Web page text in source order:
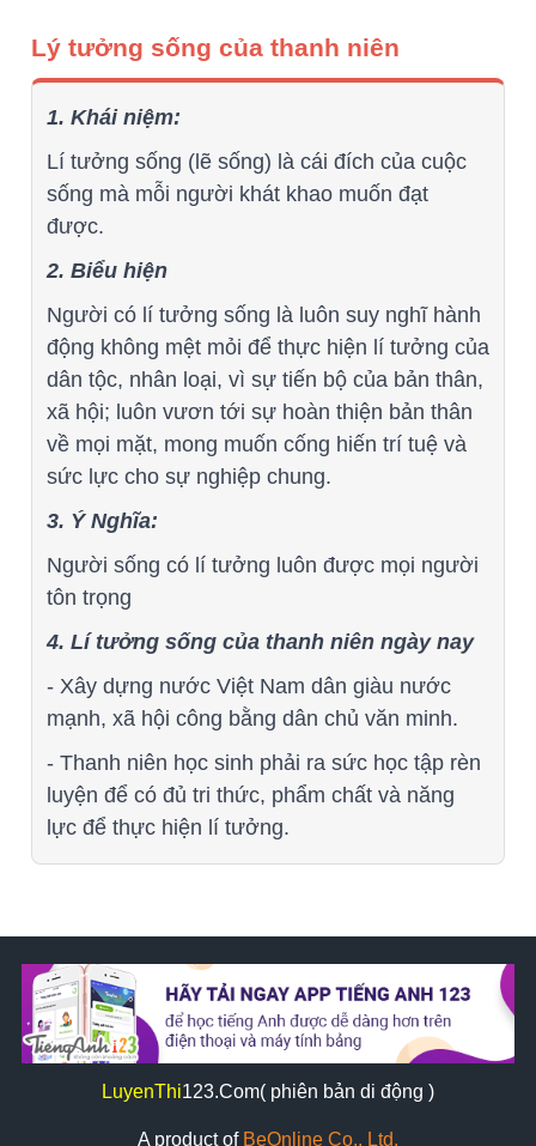
Lý tưởng sống của thanh niên
1. Khái niệm:
Lí tưởng sống (lẽ sống) là cái đích của cuộc
sống mà mỗi người khát khao muốn đạt
được.
2. Biểu hiện
Người có lí tưởng sống là luôn suy nghĩ hành
động không mệt mỏi để thực hiện lí tưởng của
dân tộc, nhân loại, vì sự tiến bộ của bản thân,
xã hội; luôn vươn tới sự hoàn thiện bản thân
về mọi mặt, mong muốn cống hiến trí tuệ và
sức lực cho sự nghiệp chung.
3. Ý Nghĩa:
Người sống có lí tưởng luôn được mọi người
tôn trọng
4. Lí tưởng sống của thanh niên ngày nay
- Xây dựng nước Việt Nam dân giàu nước
mạnh, xã hội công bằng dân chủ văn minh.
- Thanh niên học sinh phải ra sức học tập rèn
luyện để có đủ tri thức, phẩm chất và năng
lực để thực hiện lí tưởng.
LuyenThi123.Com( phiên bản di động )
A product of BeOnline Co., Ltd.